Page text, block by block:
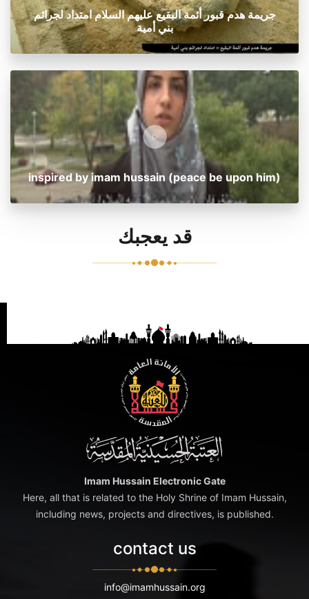
جريمة هدم قبور أئمة البقيع عليهم السلام امتداد لجرائم
بني أمية
inspired by imam hussain (peace be upon him)
قد يعجبك
Imam Hussain Electronic Gate
Here, all that is related to the Holy Shrine of Imam Hussain,
including news, projects and directives, is published.
contact us
info@imamhussain.org